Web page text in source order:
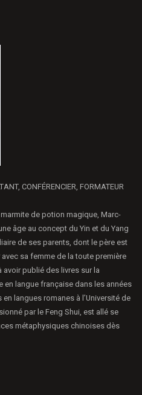
CONFÉRENCIER, FORMATEUR
de potion magique, Marc-
âge au concept du Yin et du Yang
de ses parents, dont le père est
sa femme de la toute première
avoir publié des livres sur la
en langue française dans les années
langues romanes à l’Université de
par le Feng Shui, est allé se
métaphysiques chinoises dès